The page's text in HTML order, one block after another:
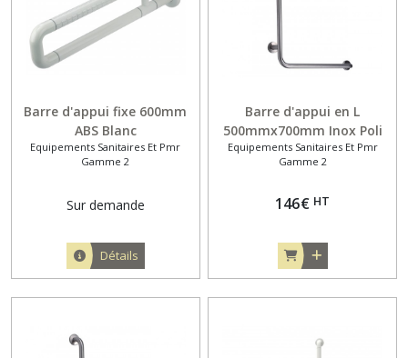
Barre d'appui fixe 600mm
ABS Blanc
Equipements Sanitaires Et Pmr
Gamme 2
Sur demande
Détails
Barre d'appui en L
500mmx700mm Inox Poli
Equipements Sanitaires Et Pmr
Gamme 2
146€ HT